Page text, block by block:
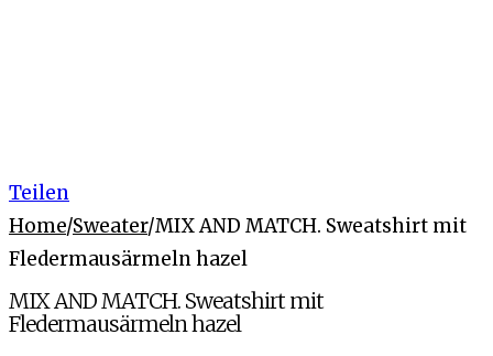
Teilen
Home/Sweater/MIX AND MATCH. Sweatshirt mit
Fledermausärmeln hazel
MIX AND MATCH. Sweatshirt mit
Fledermausärmeln hazel